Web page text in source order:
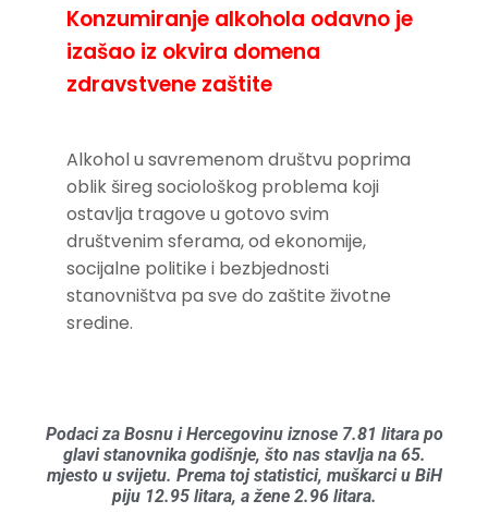
Konzumiranje alkohola odavno je
izašao iz okvira domena
zdravstvene zaštite
Alkohol u savremenom društvu poprima
oblik šireg sociološkog problema koji
ostavlja tragove u gotovo svim
društvenim sferama, od ekonomije,
socijalne politike i bezbjednosti
stanovništva pa sve do zaštite životne
sredine.
Podaci za Bosnu i Hercegovinu iznose 7.81 litara po
glavi stanovnika godišnje, što nas stavlja na 65.
mjesto u svijetu. Prema toj statistici, muškarci u BiH
piju 12.95 litara, a žene 2.96 litara.